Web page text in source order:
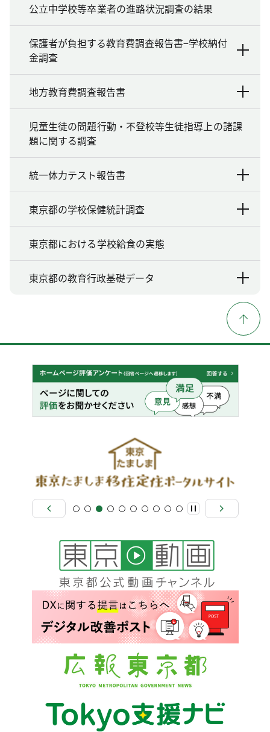
公立中学校等卒業者の進路状況調査の結果
保護者が負担する教育費調査報告書−学校納付
金調査
地方教育費調査報告書
児童生徒の問題行動・不登校等生徒指導上の諸課
題に関する調査
統一体力テスト報告書
東京都の学校保健統計調査
東京都における学校給食の実態
東京都の教育行政基礎データ